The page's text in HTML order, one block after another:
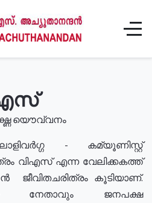
യൌവ്വനം
- കമ്യൂണിസ്റ്റ്
വിഎസ് എന്ന വേലിക്കകത്ത്
ജീവിതചരിത്രം കൂടിയാണ്.
നേതാവും ജനപക്ഷ